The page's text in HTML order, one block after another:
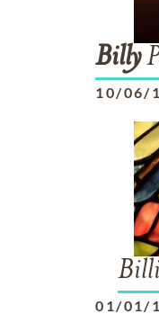
Billy
10/06/
01/01/